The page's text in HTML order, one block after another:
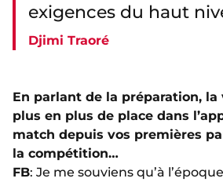
exigences du haut
Djimi Traoré
En parlant de la préparation, la
plus en plus de place dans
match depuis vos premières
la compétition…
FB: Je me souviens qu’à